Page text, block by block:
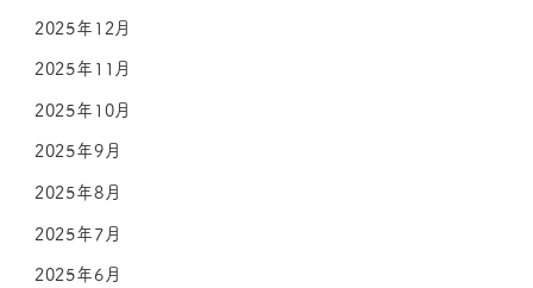
2025年12月
2025年11月
2025年10月
2025年9月
2025年8月
2025年7月
2025年6月